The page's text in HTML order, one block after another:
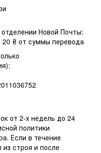
Новой Почты:
20 ₴ от суммы перевода
от 2-х недель до 24
политики
Если в течение
строя и после